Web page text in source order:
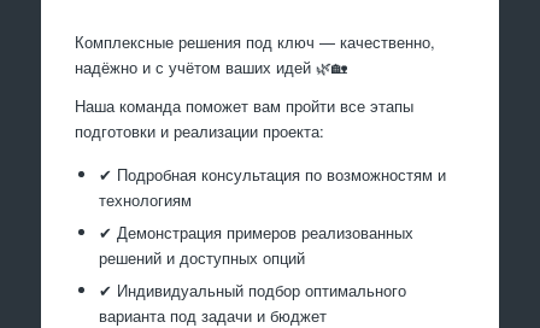
Комплексные решения под ключ — качественно,
надёжно и с учётом ваших идей 🌿🏡
Наша команда поможет вам пройти все этапы
подготовки и реализации проекта:
✔ Подробная консультация по возможностям и
технологиям
✔ Демонстрация примеров реализованных
решений и доступных опций
✔ Индивидуальный подбор оптимального
варианта под задачи и бюджет